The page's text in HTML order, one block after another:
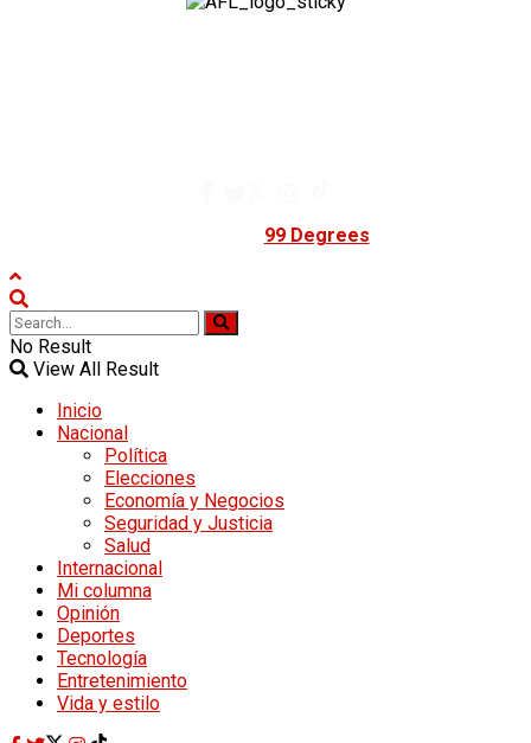
99 Degrees
No Result
View All Result
Inicio
Nacional
Política
Elecciones
Economía y Negocios
Seguridad y Justicia
Salud
Internacional
Mi columna
Opinión
Deportes
Tecnología
Entretenimiento
Vida y estilo